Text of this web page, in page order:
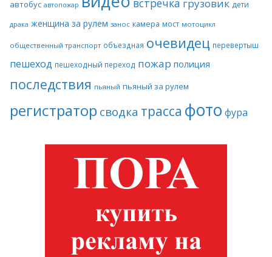
автобус автопожар встречка грузовик дети
драка женщина за рулем занос камера мост мотоцикл
общественный транспорт объездная очевидец перевертыш
пешеход пешеходный переход пожар полиция
последствия пьяный пьяный за рулем
регистратор сводка трасса фото фура